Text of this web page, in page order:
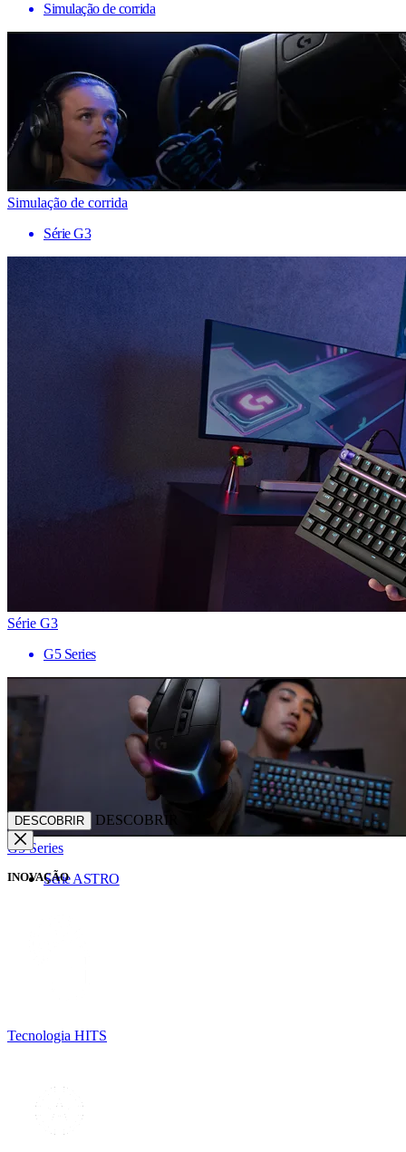
Simulação de corrida
Simulação de corrida
Série G3
Série G3
G5 Series
G5 Series
Série ASTRO
DESCOBRIR DESCOBRIR
INOVAÇÃO
Tecnologia HITS